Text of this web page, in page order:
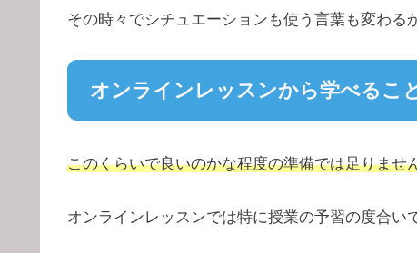
その時々でシチュエーションも使う言葉も変わる
オンラインレッスンから学べるこ
このくらいで良いのかな程度の準備では足りませ
オンラインレッスンでは特に授業の予習の度合い